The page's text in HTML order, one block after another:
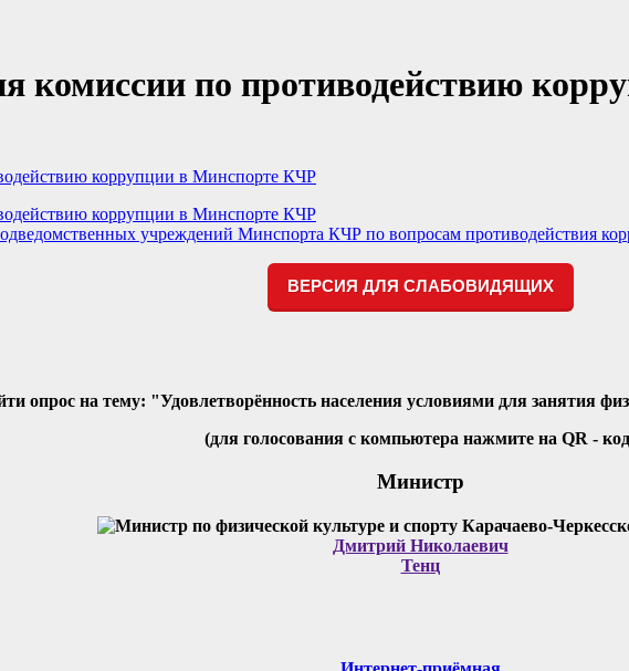
комиссии по противодействию
коррупции в Минспорте КЧР
коррупции в Минспорте КЧР
учреждений Минспорта КЧР по вопросам противодействия
ВЕРСИЯ ДЛЯ СЛАБОВИДЯЩИХ
опрос на тему: "Удовлетворённость населения условиями для занятия
(для голосования с компьютера нажмите на QR -
Министр
Дмитрий Николаевич
Тенц